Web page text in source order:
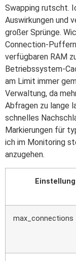
Swapping rutscht.
Auswirkungen und
großer Sprünge.
Connection-
verfügbaren RAM
Betriebssystem-
am Limit immer
Verwaltung, da
Abfragen zu lange
schnelles
Markierungen für
ich im Monitoring
anzugehen.
Einstellung
max_connections